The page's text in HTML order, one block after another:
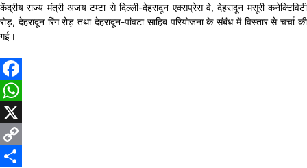
केंद्रीय राज्य मंत्री अजय टम्टा से दिल्ली-देहरादून एक्सप्रेस वे, देहरादून मसूरी कनेक्टिविटी
रोड़, देहरादून रिंग रोड़ तथा देहरादून-पांवटा साहिब परियोजना के संबंध में विस्तार से चर्चा की
गई।
Facebook
WhatsApp
X
Copy